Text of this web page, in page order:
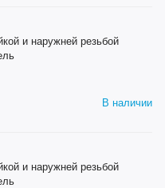
и наружней резьбой
В наличии
и наружней резьбой